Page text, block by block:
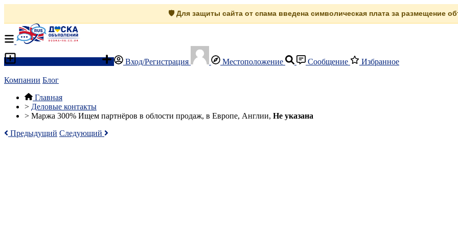
🛡️ Для защиты сайта от спама введена символическая плата за размещение
Вход/Регистрация Местоположение Сообщение Избранное
Компании Блог
Главная
> Деловые контакты
> Маржа 300% Ищем партнёров в облости продаж, в Европе, Англии, Не указана
Предыдущий Следующий